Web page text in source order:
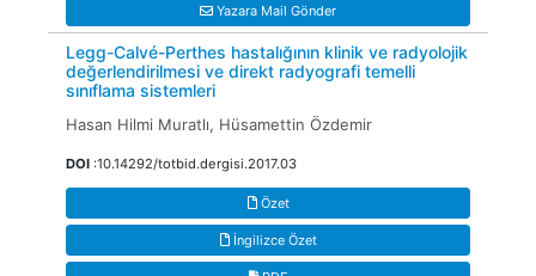
Yazara Mail Gönder
Legg-Calvé-Perthes hastalığının klinik ve radyolojik
değerlendirilmesi ve direkt radyografi temelli
sınıflama sistemleri
Hasan Hilmi Muratlı, Hüsamettin Özdemir
DOI :10.14292/totbid.dergisi.2017.03
Özet
İngilizce Özet